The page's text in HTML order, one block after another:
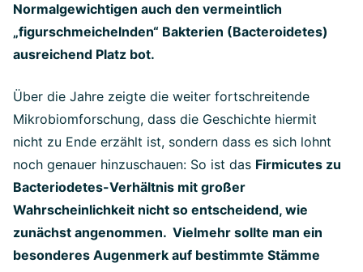
Normalgewichtigen auch den vermeintlich
„figurschmeichelnden“ Bakterien (Bacteroidetes)
ausreichend Platz bot.
Über die Jahre zeigte die weiter fortschreitende
Mikrobiomforschung, dass die Geschichte hiermit
nicht zu Ende erzählt ist, sondern dass es sich lohnt
noch genauer hinzuschauen: So ist das Firmicutes zu
Bacteriodetes-Verhältnis mit großer
Wahrscheinlichkeit nicht so entscheidend, wie
zunächst angenommen. Vielmehr sollte man ein
besonderes Augenmerk auf bestimmte Stämme